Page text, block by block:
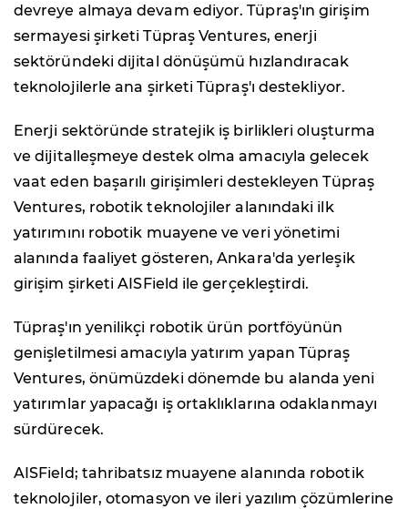
devreye almaya devam ediyor. Tüpraş'ın girişim
sermayesi şirketi Tüpraş Ventures, enerji
sektöründeki dijital dönüşümü hızlandıracak
teknolojilerle ana şirketi Tüpraş'ı destekliyor.
Enerji sektöründe stratejik iş birlikleri oluşturma
ve dijitalleşmeye destek olma amacıyla gelecek
vaat eden başarılı girişimleri destekleyen Tüpraş
Ventures, robotik teknolojiler alanındaki ilk
yatırımını robotik muayene ve veri yönetimi
alanında faaliyet gösteren, Ankara'da yerleşik
girişim şirketi AISField ile gerçekleştirdi.
Tüpraş'ın yenilikçi robotik ürün portföyünün
genişletilmesi amacıyla yatırım yapan Tüpraş
Ventures, önümüzdeki dönemde bu alanda yeni
yatırımlar yapacağı iş ortaklıklarına odaklanmayı
sürdürecek.
AISField; tahribatsız muayene alanında robotik
teknolojiler, otomasyon ve ileri yazılım çözümlerine